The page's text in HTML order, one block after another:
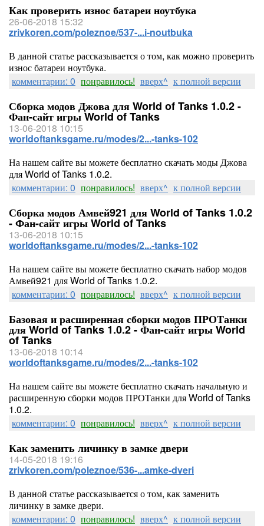
Как проверить износ батареи ноутбука
26-06-2018 15:32
zrivkoren.com/poleznoe/537-...i-noutbuka
В данной статье рассказывается о том, как можно проверить
износ батареи ноутбука.
комментарии: 0 понравилось! вверх^ к полной версии
Сборка модов Джова для World of Tanks 1.0.2 -
Фан-сайт игры World of Tanks
13-06-2018 10:15
worldoftanksgame.ru/modes/2...-tanks-102
На нашем сайте вы можете бесплатно скачать моды Джова
для World of Tanks 1.0.2.
комментарии: 0 понравилось! вверх^ к полной версии
Сборка модов Амвей921 для World of Tanks 1.0.2
- Фан-сайт игры World of Tanks
13-06-2018 10:15
worldoftanksgame.ru/modes/2...-tanks-102
На нашем сайте вы можете бесплатно скачать набор модов
Амвей921 для World of Tanks 1.0.2.
комментарии: 0 понравилось! вверх^ к полной версии
Базовая и расширенная сборки модов ПРОТанки
для World of Tanks 1.0.2 - Фан-сайт игры World
of Tanks
13-06-2018 10:14
worldoftanksgame.ru/modes/2...-tanks-102
На нашем сайте вы можете бесплатно скачать начальную и
расширенную сборки модов ПРОТанки для World of Tanks
1.0.2.
комментарии: 0 понравилось! вверх^ к полной версии
Как заменить личинку в замке двери
14-05-2018 19:16
zrivkoren.com/poleznoe/536-...amke-dveri
В данной статье рассказывается о том, как заменить
личинку в замке двери.
комментарии: 0 понравилось! вверх^ к полной версии